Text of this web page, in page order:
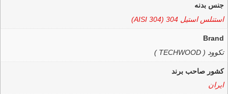
جنس بدنه
استنلس استیل 304 (AISI 304)
Brand
تکوود ( TECHWOOD )
کشور صاحب برند
ایران